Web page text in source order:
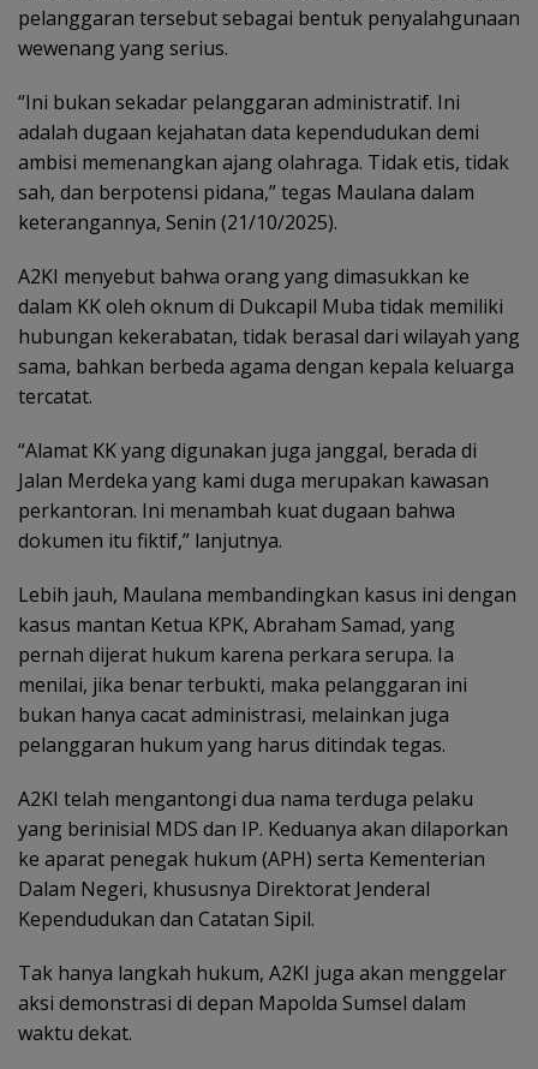
pelanggaran tersebut sebagai bentuk penyalahgunaan
wewenang yang serius.
“Ini bukan sekadar pelanggaran administratif. Ini
adalah dugaan kejahatan data kependudukan demi
ambisi memenangkan ajang olahraga. Tidak etis, tidak
sah, dan berpotensi pidana,” tegas Maulana dalam
keterangannya, Senin (21/10/2025).
A2KI menyebut bahwa orang yang dimasukkan ke
dalam KK oleh oknum di Dukcapil Muba tidak memiliki
hubungan kekerabatan, tidak berasal dari wilayah yang
sama, bahkan berbeda agama dengan kepala keluarga
tercatat.
“Alamat KK yang digunakan juga janggal, berada di
Jalan Merdeka yang kami duga merupakan kawasan
perkantoran. Ini menambah kuat dugaan bahwa
dokumen itu fiktif,” lanjutnya.
Lebih jauh, Maulana membandingkan kasus ini dengan
kasus mantan Ketua KPK, Abraham Samad, yang
pernah dijerat hukum karena perkara serupa. Ia
menilai, jika benar terbukti, maka pelanggaran ini
bukan hanya cacat administrasi, melainkan juga
pelanggaran hukum yang harus ditindak tegas.
A2KI telah mengantongi dua nama terduga pelaku
yang berinisial MDS dan IP. Keduanya akan dilaporkan
ke aparat penegak hukum (APH) serta Kementerian
Dalam Negeri, khususnya Direktorat Jenderal
Kependudukan dan Catatan Sipil.
Tak hanya langkah hukum, A2KI juga akan menggelar
aksi demonstrasi di depan Mapolda Sumsel dalam
waktu dekat.